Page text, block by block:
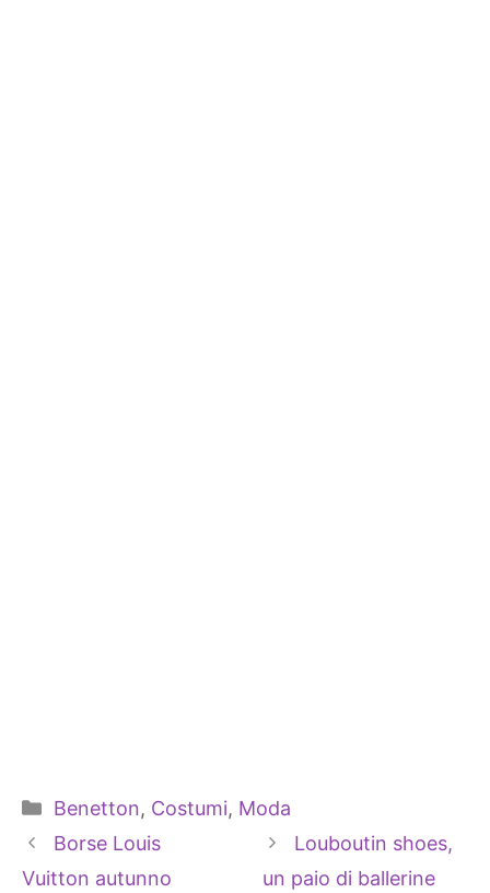
Categorie
Benetton, Costumi, Moda
Borse Louis
Vuitton autunno
Louboutin shoes,
un paio di ballerine